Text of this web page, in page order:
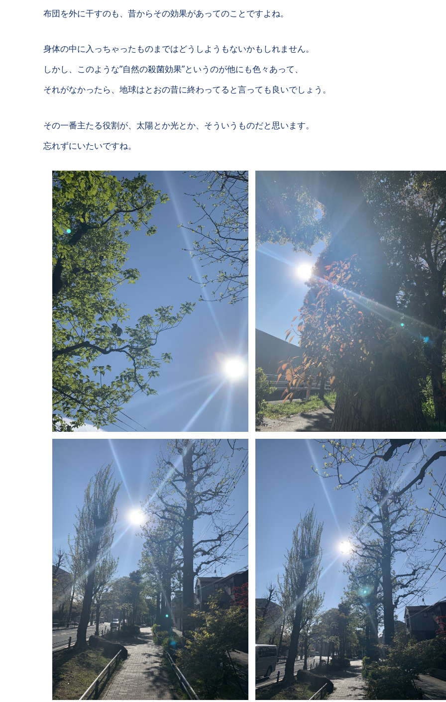
布団を外に干すのも、昔からその効果があってのことですよね。
身体の中に入っちゃったものまではどうしようもないかもしれません。
しかし、このような”自然の殺菌効果”というのが他にも色々あって、
それがなかったら、地球はとおの昔に終わってると言っても良いでしょう。
その一番主たる役割が、太陽とか光とか、そういうものだと思います。
忘れずにいたいですね。